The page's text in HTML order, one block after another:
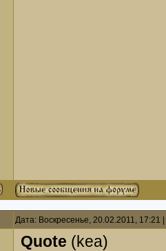
Дата: Воскресенье, 20.02.2011,
Quote (kea)